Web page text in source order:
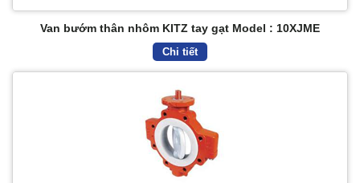
Van bướm thân nhôm KITZ tay gạt Model : 10XJME
Chi tiết